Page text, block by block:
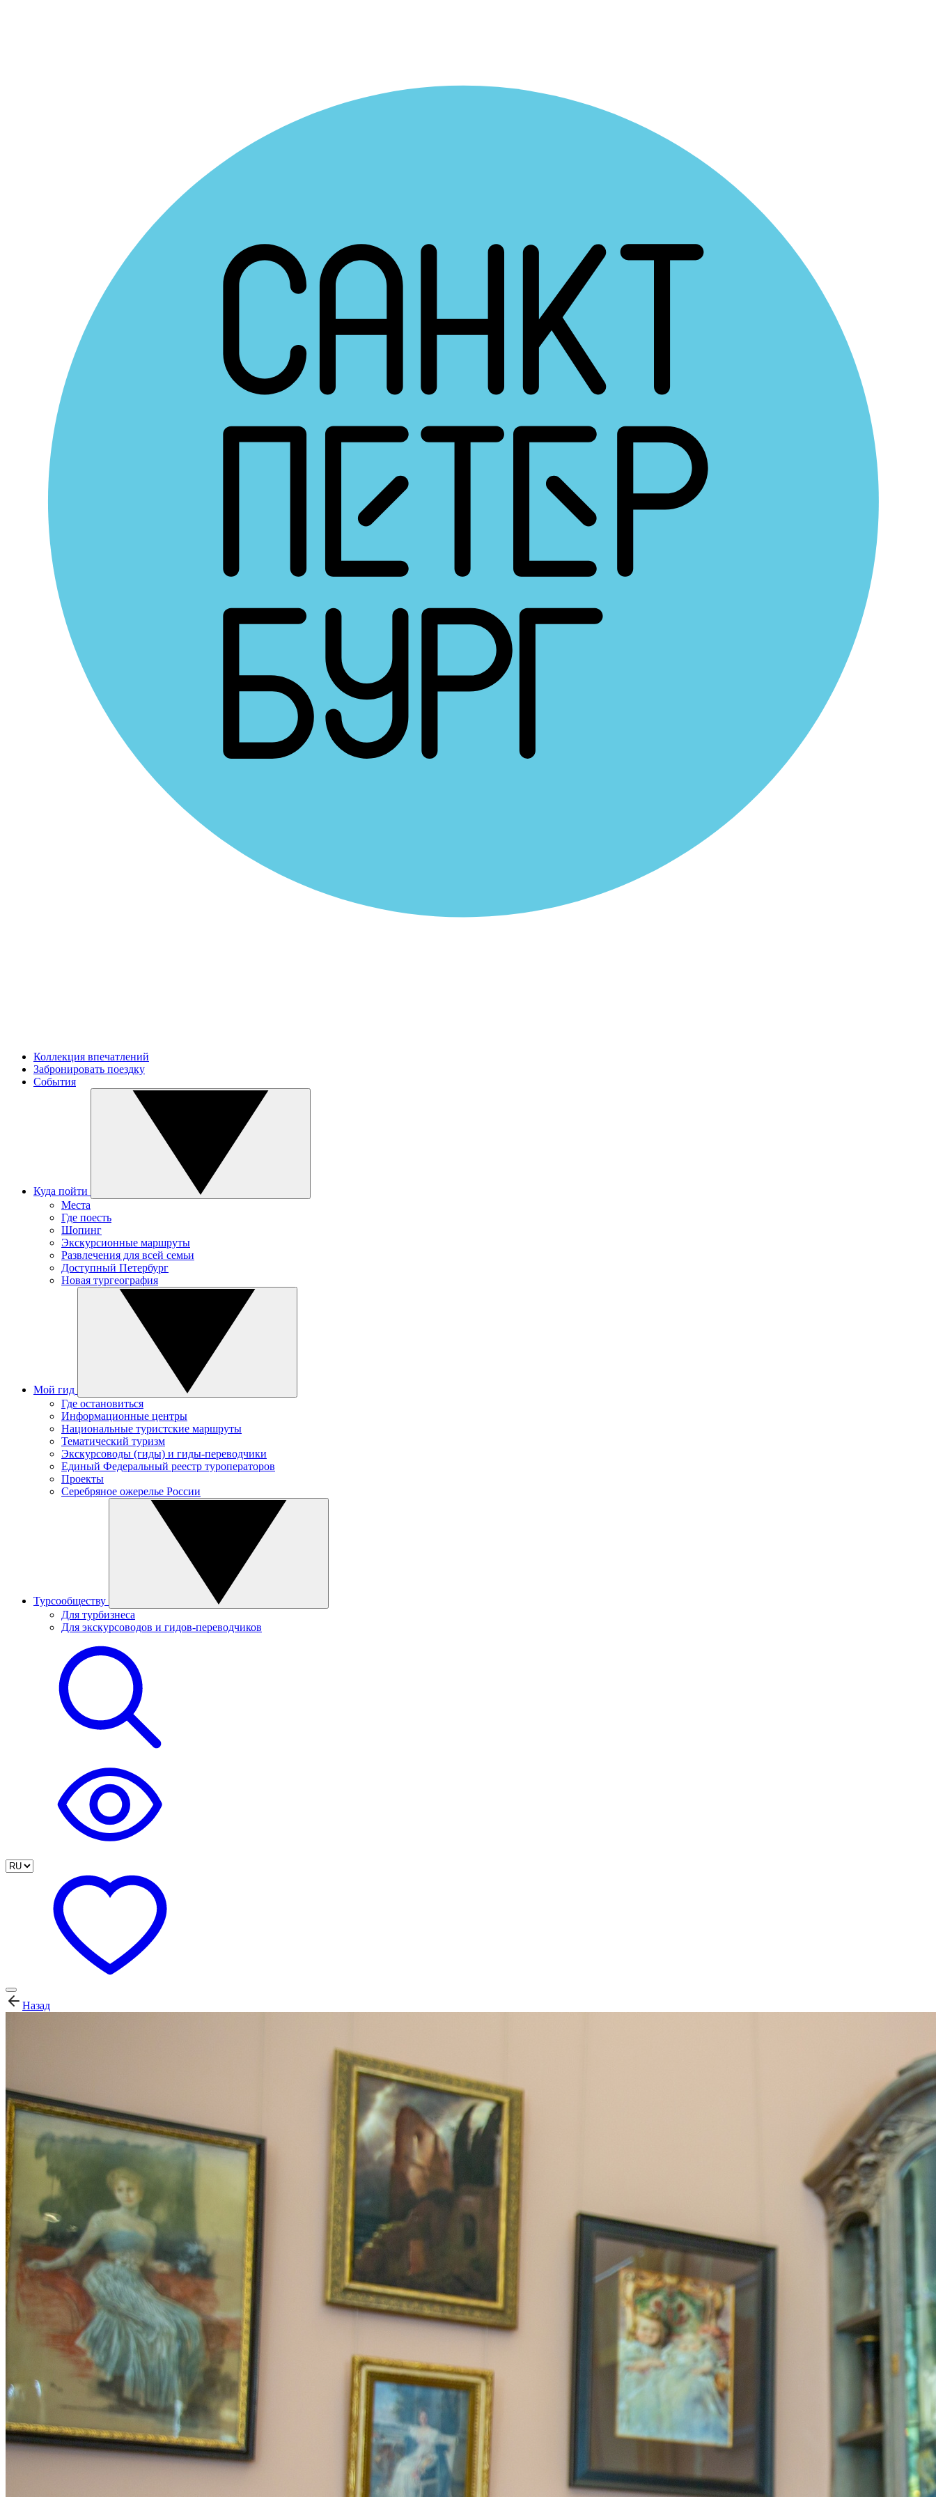
Коллекция впечатлений
Забронировать поездку
События
Куда пойти
Места
Где поесть
Шопинг
Экскурсионные маршруты
Развлечения для всей семьи
Доступный Петербург
Новая тургеография
Мой гид
Где остановиться
Информационные центры
Национальные туристские маршруты
Тематический туризм
Экскурсоводы (гиды) и гиды-переводчики
Единый Федеральный реестр туроператоров
Проекты
Серебряное ожерелье России
Турсообществу
Для турбизнеса
Для экскурсоводов и гидов-переводчиков
Назад